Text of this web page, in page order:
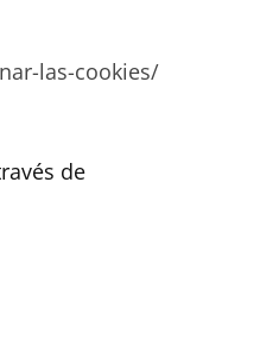
las-cookies/
de